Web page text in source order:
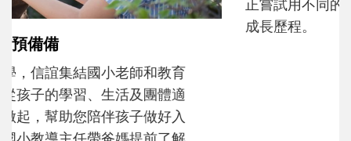
和孩子一起長大的那個男人│讀懂父親的
不同模樣
沒有人天生就擅長當爸爸！男人總是在一次
次「前所未有」的體驗中，跟著孩子一起長
大。從給予安全感的肢體遊戲，到獨立自